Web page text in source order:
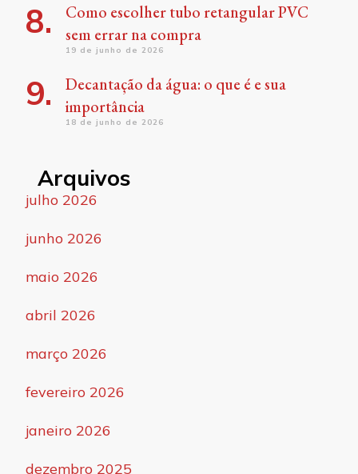
Como escolher tubo retangular PVC
sem errar na compra
19 de junho de 2026
Decantação da água: o que é e sua
importância
18 de junho de 2026
Arquivos
julho 2026
junho 2026
maio 2026
abril 2026
março 2026
fevereiro 2026
janeiro 2026
dezembro 2025